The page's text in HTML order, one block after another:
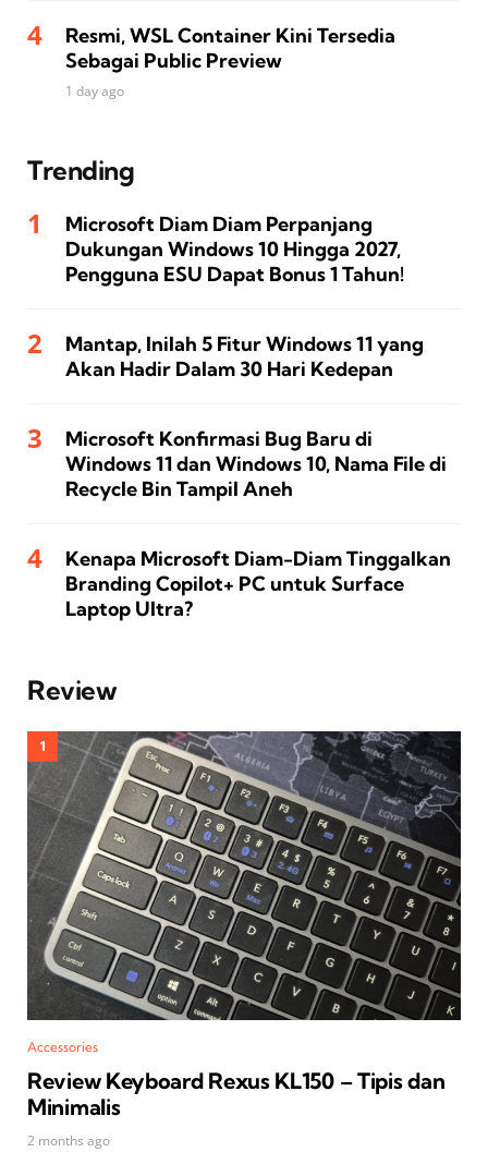
Resmi, WSL Container Kini Tersedia
Sebagai Public Preview
1 day ago
Trending
Microsoft Diam Diam Perpanjang
Dukungan Windows 10 Hingga 2027,
Pengguna ESU Dapat Bonus 1 Tahun!
Mantap, Inilah 5 Fitur Windows 11 yang
Akan Hadir Dalam 30 Hari Kedepan
Microsoft Konfirmasi Bug Baru di
Windows 11 dan Windows 10, Nama File di
Recycle Bin Tampil Aneh
Kenapa Microsoft Diam-Diam Tinggalkan
Branding Copilot+ PC untuk Surface
Laptop Ultra?
Review
Accessories
Review Keyboard Rexus KL150 – Tipis dan
Minimalis
2 months ago